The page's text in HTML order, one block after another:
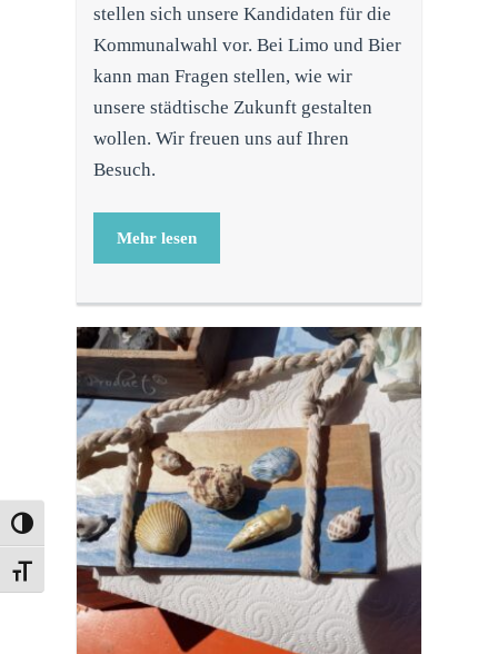
Umschalten auf hohe Kontraste
Schrift vergrößern
stellen sich unsere Kandidaten für die
Kommunalwahl vor. Bei Limo und Bier
kann man Fragen stellen, wie wir
unsere städtische Zukunft gestalten
wollen. Wir freuen uns auf Ihren
Besuch.
Mehr lesen